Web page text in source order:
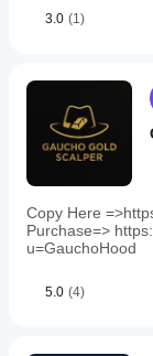
3.0 (1)
Copy Here
Purchase=>
u=GauchoHood
5.0 (4)